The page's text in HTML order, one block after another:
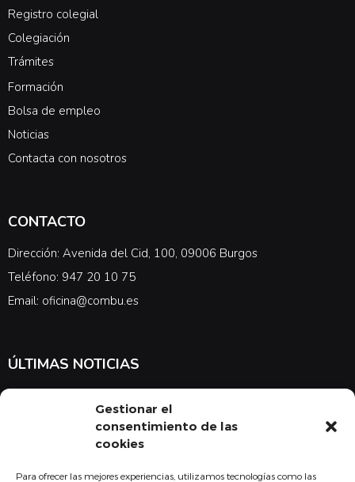
Gestionar el
consentimiento de las
cookies
Para ofrecer las mejores experiencias, utilizamos tecnologías como las
Registro colegial
Colegiación
Trámites
Formación
Bolsa de empleo
Noticias
Contacta con nosotros
CONTACTO
Dirección: Avenida del Cid, 100, 09006 Burgos
Teléfono: 947 20 10 75
Email: oficina@combu.es
ÚLTIMAS NOTICIAS
noticias en cuanto a medicina y el COMBU